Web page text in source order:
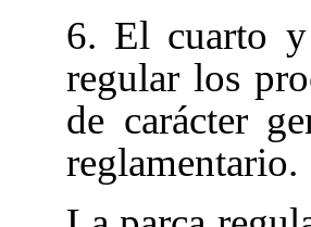
6. El cuarto
regular los
de carácter
reglamentario.